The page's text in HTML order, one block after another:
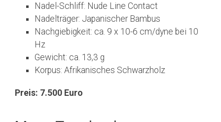
Nadel-Schliff: Nude Line Contact
Nadelträger: Japanischer Bambus
Nachgiebigkeit: ca. 9 x 10-6 cm/dyne bei 10
Hz
Gewicht: ca. 13,3 g
Korpus: Afrikanisches Schwarzholz
Preis: 7.500 Euro